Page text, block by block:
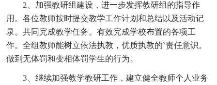
2、加强教研组建设，进一步发挥教研组的指导作
用。各位教师按时提交教学工作计划和总结以及活动记
录。共同完成教学任务。有效完成学校布置的各项工
作。全组教师能树立依法执教，优质执教的`责任意识。
做到无体罚和变相体罚学生的行为。
3、继续加强教学教研工作，建立健全教师个人业务